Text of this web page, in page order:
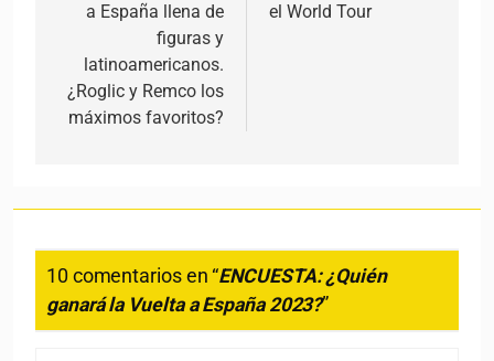
a España llena de
figuras y
latinoamericanos.
¿Roglic y Remco los
máximos favoritos?
el World Tour
10 comentarios en “ENCUESTA: ¿Quién
ganará la Vuelta a España 2023?”